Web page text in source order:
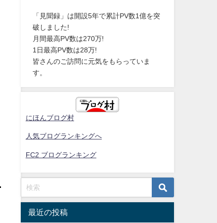
「見聞録」は開設5年で累計PV数1億を突
破しました!
月間最高PV数は270万!
1日最高PV数は28万!
皆さんのご訪問に元気をもらっていま
す。
にほんブログ村
人気ブログランキングへ
FC2 ブログランキング
最近の投稿